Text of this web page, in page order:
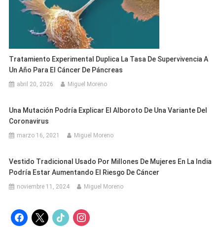
Tratamiento Experimental Duplica La Tasa De Supervivencia A
Un Año Para El Cáncer De Páncreas
abril 20, 2026 Miguel Moreno
Una Mutación Podría Explicar El Alboroto De Una Variante Del
Coronavirus
marzo 16, 2021 Miguel Moreno
Vestido Tradicional Usado Por Millones De Mujeres En La India
Podría Estar Aumentando El Riesgo De Cáncer
noviembre 11, 2024 Miguel Moreno
facebook
x tiktok instagram